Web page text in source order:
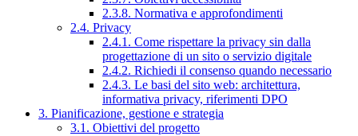
2.3.8. Normativa e approfondimenti
2.4. Privacy
2.4.1. Come rispettare la privacy sin dalla
progettazione di un sito o servizio digitale
2.4.2. Richiedi il consenso quando necessario
2.4.3. Le basi del sito web: architettura,
informativa privacy, riferimenti DPO
3. Pianificazione, gestione e strategia
3.1. Obiettivi del progetto